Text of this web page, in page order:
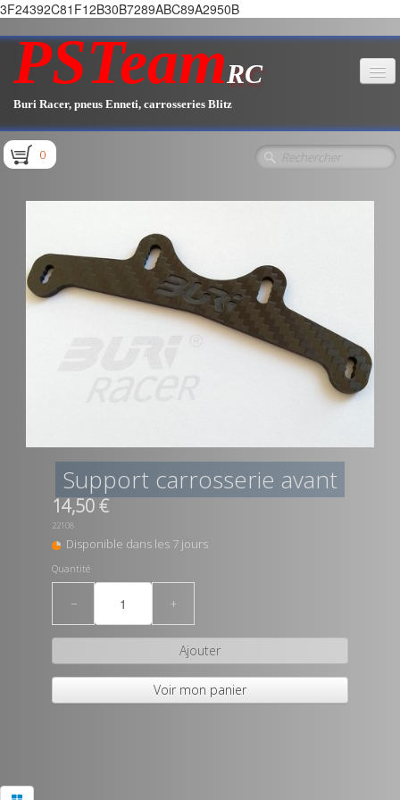
3F24392C81F12B30B7289ABC89A2950B
PSTeamRC
Buri Racer, pneus Enneti, carrosseries Blitz
Accueil
Pièces E1.1 / E1.2
Pièces E1.3
Pièces E2.1
0
Support carrosserie avant
14,50 €
22108
Disponible dans les 7 jours
Quantité
− +
Ajouter
Voir mon panier